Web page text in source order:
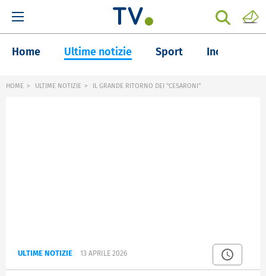
Home Ultime notizie Sport Inchieste
HOME ULTIME NOTIZIE IL GRANDE RITORNO DEI "CESARONI"
ULTIME NOTIZIE 13 APRILE 2026